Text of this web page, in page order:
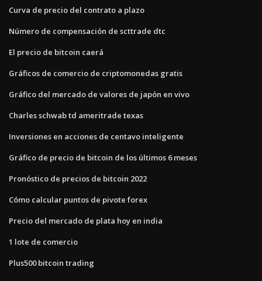
Curva de precio del contrato a plazo
Número de compensación de scttrade dtc
El precio de bitcoin caerá
Gráficos de comercio de criptomonedas gratis
Gráfico del mercado de valores de japón en vivo
Charles schwab td ameritrade texas
Inversiones en acciones de centavo inteligente
Gráfico de precio de bitcoin de los últimos 6 meses
Pronóstico de precios de bitcoin 2022
Cómo calcular puntos de pivote forex
Precio del mercado de plata hoy en india
1 lote de comercio
Plus500 bitcoin trading